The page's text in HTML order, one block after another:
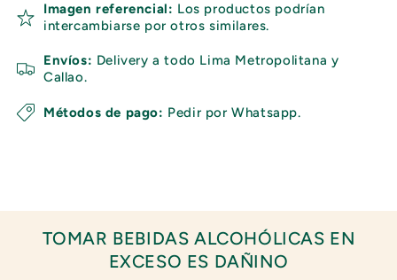
Imagen referencial: Los productos podrían
intercambiarse por otros similares.
Envíos: Delivery a todo Lima Metropolitana y
Callao.
Métodos de pago: Pedir por Whatsapp.
TOMAR BEBIDAS ALCOHÓLICAS EN
EXCESO ES DAÑINO